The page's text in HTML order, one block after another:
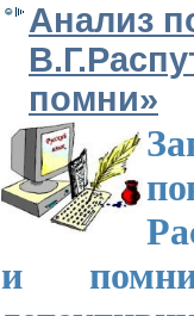
Анализ
помни»
и